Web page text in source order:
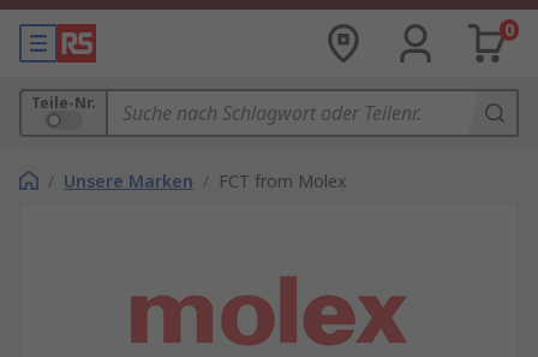
0
Teile-Nr.
/ Unsere Marken / FCT from Molex